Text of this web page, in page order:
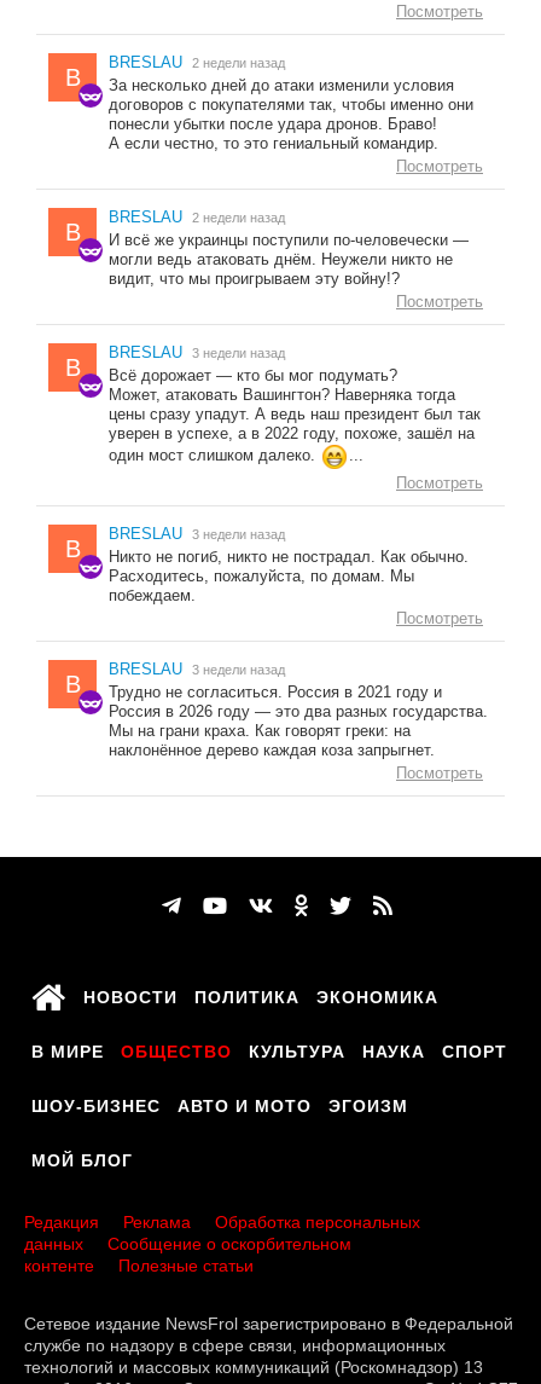
Посмотреть
B
BRESLAU 2 недели назад
За несколько дней до атаки изменили условия
договоров с покупателями так, чтобы именно они
понесли убытки после удара дронов. Браво!
А если честно, то это гениальный командир.
Посмотреть
B
BRESLAU 2 недели назад
И всё же украинцы поступили по-человечески —
могли ведь атаковать днём. Неужели никто не
видит, что мы проигрываем эту войну!?
Посмотреть
B
BRESLAU 3 недели назад
Всё дорожает — кто бы мог подумать?
Может, атаковать Вашингтон? Наверняка тогда
цены сразу упадут. А ведь наш президент был так
уверен в успехе, а в 2022 году, похоже, зашёл на
один мост слишком далеко.
...
Посмотреть
B
BRESLAU 3 недели назад
Никто не погиб, никто не пострадал. Как обычно.
Расходитесь, пожалуйста, по домам. Мы
побеждаем.
Посмотреть
B
BRESLAU 3 недели назад
Трудно не согласиться. Россия в 2021 году и
Россия в 2026 году — это два разных государства.
Мы на грани краха. Как говорят греки: на
наклонённое дерево каждая коза запрыгнет.
Посмотреть
НОВОСТИ ПОЛИТИКА ЭКОНОМИКА
В МИРЕ ОБЩЕСТВО КУЛЬТУРА НАУКА СПОРТ
ШОУ-БИЗНЕС АВТО И МОТО ЭГОИЗМ
МОЙ БЛОГ
Редакция Реклама
Обработка персональных
данных
Сообщение о оскорбительном
контенте
Полезные статьи
Сетевое издание NewsFrol зарегистрировано в Федеральной
службе по надзору в сфере связи, информационных
технологий и массовых коммуникаций (Роскомнадзор) 13